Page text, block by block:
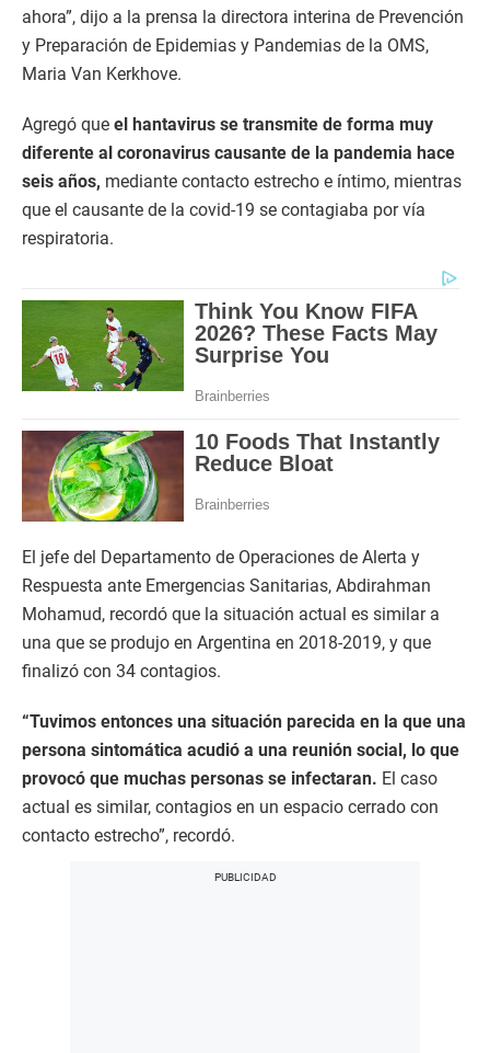
ahora”, dijo a la prensa la directora interina de Prevención
y Preparación de Epidemias y Pandemias de la OMS,
Maria Van Kerkhove.
Agregó que el hantavirus se transmite de forma muy
diferente al coronavirus causante de la pandemia hace
seis años, mediante contacto estrecho e íntimo, mientras
que el causante de la covid-19 se contagiaba por vía
respiratoria.
El jefe del Departamento de Operaciones de Alerta y
Respuesta ante Emergencias Sanitarias, Abdirahman
Mohamud, recordó que la situación actual es similar a
una que se produjo en Argentina en 2018-2019, y que
finalizó con 34 contagios.
“Tuvimos entonces una situación parecida en la que una
persona sintomática acudió a una reunión social, lo que
provocó que muchas personas se infectaran. El caso
actual es similar, contagios en un espacio cerrado con
contacto estrecho”, recordó.